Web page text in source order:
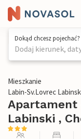
Dokąd chcesz pojechać?
Dodaj kierunek,
1 / 28
Mieszkanie
Labin-Sv.Lovrec
Apartament
Labinski ,